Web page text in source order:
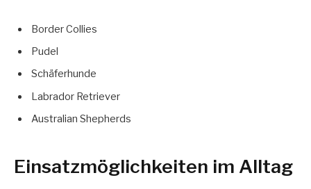
Border Collies
Pudel
Schäferhunde
Labrador Retriever
Australian Shepherds
Einsatzmöglichkeiten im Alltag